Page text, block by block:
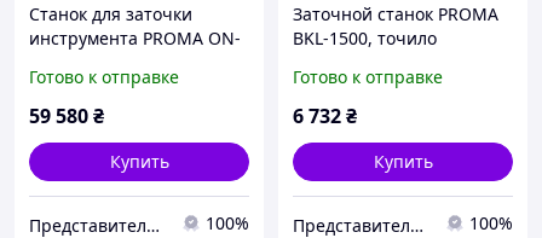
Станок для заточки
инструмента PROMA ON-
Готово к отправке
59 580₴
Купить
Представительство PROMA в Украине ООО "ПРОМА СТ" 100%
Заточной станок PROMA
BKL-1500, точило
заточной станок
промисловий
Готово к отправке
6 732₴
Купить
Представительство PROMA в Украине ООО "ПРОМА СТ" 100%